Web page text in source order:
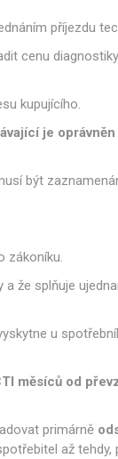
příjezdu
cenu
kupujícího.
je
být
zákoníku.
že splňuje
u
měsíců od
primárně
až tehdy,